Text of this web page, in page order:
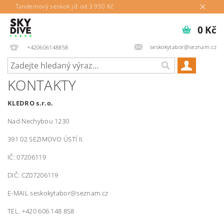
Tandemový seskok již od 3.950 Kč
+420606148858 seskokytabor@seznam.cz
0 Kč
KONTAKTY
KLEDRO s.r.o.
Nad Nechybou 1230
391 02 SEZIMOVO ÚSTÍ II.
IČ:07206119
DIČ: CZ07206119
E-MAIL seskokytabor@seznam.cz
TEL. +420 606 148 858